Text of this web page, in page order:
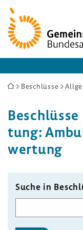
Zur
Startseite
Sie
hier:
Beschlüsse
tung:
wer­tung
Suche in